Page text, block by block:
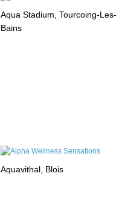
Aqua Stadium, Tourcoing-Les-
Bains
Aquavithal, Blois